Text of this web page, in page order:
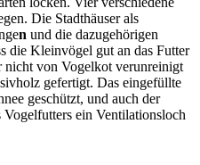
Die Stadthäuser als
n und die dazugehörigen
die Kleinvögel gut an das Futter
nicht von Vogelkot verunreinigt
gefertigt. Das eingefüllte
geschützt, und auch der
ein Ventilationsloch